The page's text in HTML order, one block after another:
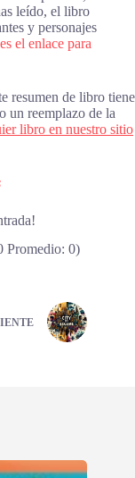
leído, el libro
y personajes
el enlace para
de libro tiene
un reemplazo de la
libro en nuestro sitio
Promedio: 0)